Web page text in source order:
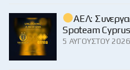
ΑΕΛ:
Spoteam
5 ΑΥΓΟΎΣΤΟΥ 2026